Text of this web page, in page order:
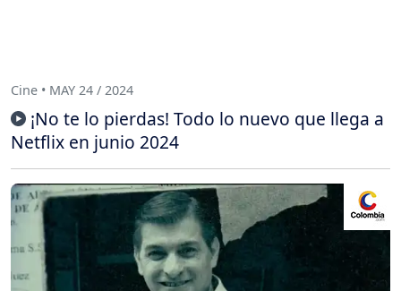
Cine • MAY 24 / 2024
¡No te lo pierdas! Todo lo nuevo que llega a
Netflix en junio 2024